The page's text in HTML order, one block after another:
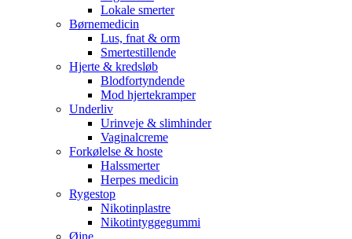
Lokale smerter
Børnemedicin
Lus, fnat & orm
Smertestillende
Hjerte & kredsløb
Blodfortyndende
Mod hjertekramper
Underliv
Urinveje & slimhinder
Vaginalcreme
Forkølelse & hoste
Halssmerter
Herpes medicin
Rygestop
Nikotinplastre
Nikotintyggegummi
Øjne